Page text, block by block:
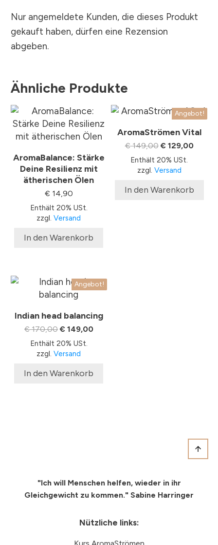
Nur angemeldete Kunden, die dieses Produkt
gekauft haben, dürfen eine Rezension
abgeben.
Ähnliche Produkte
AromaBalance: Stärke
Deine Resilienz mit
ätherischen Ölen
€ 14,90
Enthält 20% USt.
zzgl.Versand
In den Warenkorb
Angebot!
AromaStrömen Vital
€149,00Ursprünglicher
Preis
€129,00
Enthält 20% USt.
zzgl. Versand
In den Warenkorb
Angebot!
Indian head balancing
€170,00Ursprünglicher
Preis
€149,00Aktueller
Enthält 20% USt.
zzgl.Versand
In den Warenkorb
"Ich will Menschen helfen, wieder in ihr
Gleichgewicht zu kommen." Sabine Harringer
Nützliche links: